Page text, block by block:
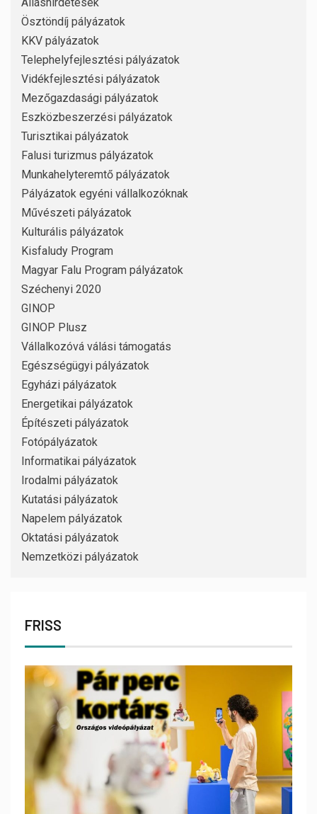
Ösztöndíj pályázatok
KKV pályázatok
Telephelyfejlesztési pályázatok
Vidékfejlesztési pályázatok
Mezőgazdasági pályázatok
Eszközbeszerzési pályázatok
Turisztikai pályázatok
Falusi turizmus pályázatok
Munkahelyteremtő pályázatok
Pályázatok egyéni vállalkozóknak
Művészeti pályázatok
Kulturális pályázatok
Kisfaludy Program
Magyar Falu Program pályázatok
Széchenyi 2020
GINOP
GINOP Plusz
Vállalkozóvá válási támogatás
Egészségügyi pályázatok
Egyházi pályázatok
Energetikai pályázatok
Építészeti pályázatok
Fotópályázatok
Informatikai pályázatok
Irodalmi pályázatok
Kutatási pályázatok
Napelem pályázatok
Oktatási pályázatok
Nemzetközi pályázatok
FRISS